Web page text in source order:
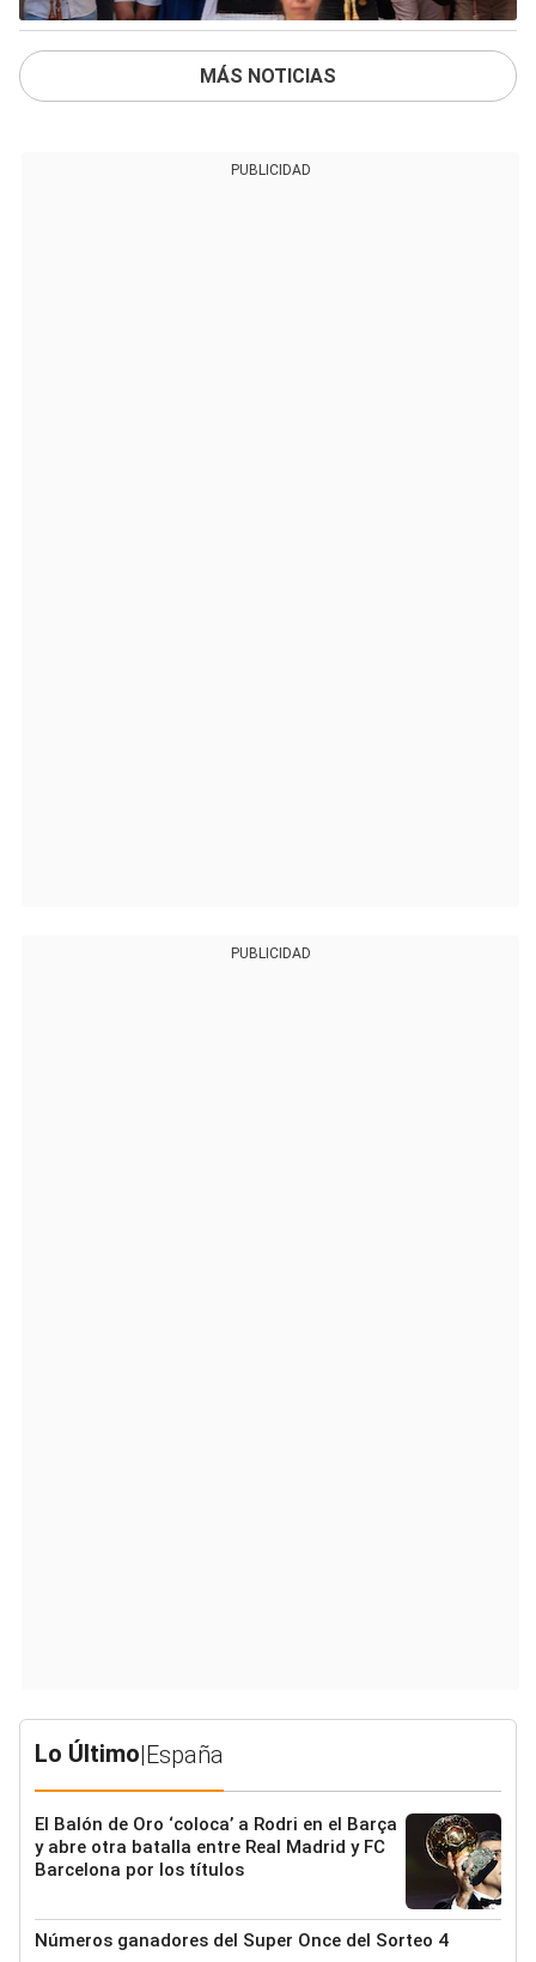
MÁS NOTICIAS
PUBLICIDAD
PUBLICIDAD
Lo Último|España
El Balón de Oro ‘coloca’ a Rodri en el Barça
y abre otra batalla entre Real Madrid y FC
Barcelona por los títulos
Números ganadores del Super Once del Sorteo 4